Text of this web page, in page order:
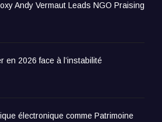
Andy Vermaut Leads NGO Praising
en 2026 face à l’instabilité
électronique comme Patrimoine